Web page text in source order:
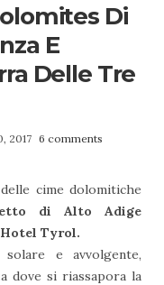
Di
E
Delle Tre
2017 6 comments
cime dolomitiche
di Alto Adige
Tyrol.
e avvolgente,
dove si riassapora la